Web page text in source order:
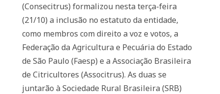
(Consecitrus) formalizou nesta terça-feira
(21/10) a inclusão no estatuto da entidade,
como membros com direito a voz e votos, a
Federação da Agricultura e Pecuária do Estado
de São Paulo (Faesp) e a Associação Brasileira
de Citricultores (Associtrus). As duas se
juntarão à Sociedade Rural Brasileira (SRB)